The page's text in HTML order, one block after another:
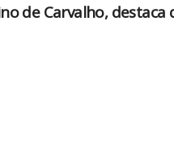
de Carvalho,